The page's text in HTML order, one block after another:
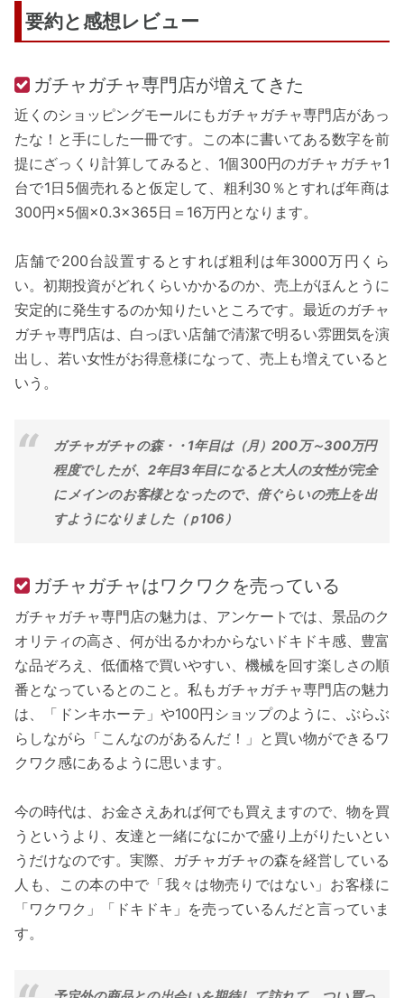
要約と感想レビュー
ガチャガチャ専門店が増えてきた
近くのショッピングモールにもガチャガチャ専門店があっ
たな！と手にした一冊です。この本に書いてある数字を前
提にざっくり計算してみると、1個300円のガチャガチャ1
台で1日5個売れると仮定して、粗利30％とすれば年商は
300円×5個×0.3×365日＝16万円となります。
店舗で200台設置するとすれば粗利は年3000万円くら
い。初期投資がどれくらいかかるのか、売上がほんとうに
安定的に発生するのか知りたいところです。最近のガチャ
ガチャ専門店は、白っぽい店舗で清潔で明るい雰囲気を演
出し、若い女性がお得意様になって、売上も増えていると
いう。
ガチャガチャの森・・1年目は（月）200万～300万円
程度でしたが、2年目3年目になると大人の女性が完全
にメインのお客様となったので、倍ぐらいの売上を出
すようになりました（ｐ106）
ガチャガチャはワクワクを売っている
ガチャガチャ専門店の魅力は、アンケートでは、景品のク
オリティの高さ、何が出るかわからないドキドキ感、豊富
な品ぞろえ、低価格で買いやすい、機械を回す楽しさの順
番となっているとのこと。私もガチャガチャ専門店の魅力
は、「ドンキホーテ」や100円ショップのように、ぶらぶ
らしながら「こんなのがあるんだ！」と買い物ができるワ
クワク感にあるように思います。
今の時代は、お金さえあれば何でも買えますので、物を買
うというより、友達と一緒になにかで盛り上がりたいとい
うだけなのです。実際、ガチャガチャの森を経営している
人も、この本の中で「我々は物売りではない」お客様に
「ワクワク」「ドキドキ」を売っているんだと言っていま
す。